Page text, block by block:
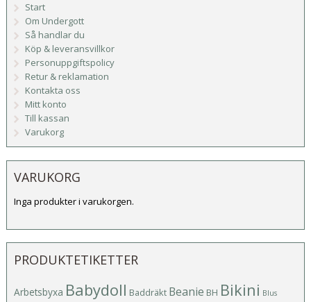
Start
Om Undergott
Så handlar du
Köp & leveransvillkor
Personuppgiftspolicy
Retur & reklamation
Kontakta oss
Mitt konto
Till kassan
Varukorg
VARUKORG
Inga produkter i varukorgen.
PRODUKTETIKETTER
Arbetsbyxa Babydoll Baddräkt Beanie BH Bikini Blus